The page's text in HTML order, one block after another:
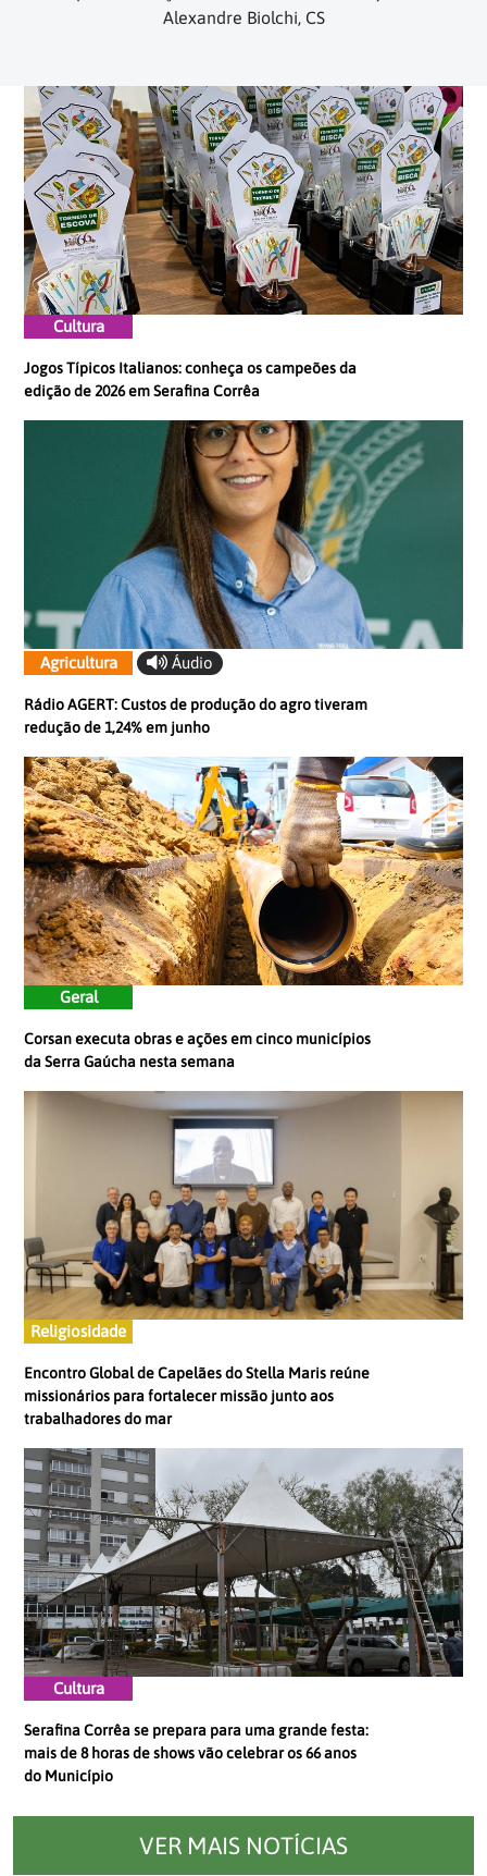
Alexandre Biolchi, CS
Cultura
Jogos Típicos Italianos: conheça os campeões da
edição de 2026 em Serafina Corrêa
Agricultura Áudio
Rádio AGERT: Custos de produção do agro tiveram
redução de 1,24% em junho
Geral
Corsan executa obras e ações em cinco municípios
da Serra Gaúcha nesta semana
Religiosidade
Encontro Global de Capelães do Stella Maris reúne
missionários para fortalecer missão junto aos
trabalhadores do mar
Cultura
Serafina Corrêa se prepara para uma grande festa:
mais de 8 horas de shows vão celebrar os 66 anos
do Município
VER MAIS NOTÍCIAS